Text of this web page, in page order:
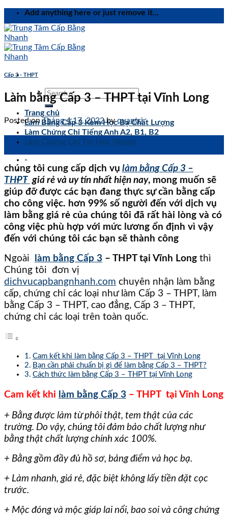
Skip
to
content
Add anything here or just remove it...
Trang chủ
Làm Bằng Cấp 3 Kèm Học Bạ Chất Lượng
Làm Chứng Chỉ Tiếng Anh A2, B1, B2
Làm Chứng Chỉ Tin Học Nhanh
-
-
Cấp 3 - THPT
Làm bằng Cấp 3 – THPT tại Vĩnh Long
Posted onTháng 4 17, 2022byquantri
chúng tôi cung cấp dịch vụ làm bằng Cấp 3 –
THPT giá rẻ và uy tín nhất hiện nay, mong muốn sẽ
giúp đỡ được các bạn đang thực sự cần bằng cấp
cho công việc. hơn 99% số người đến với dịch vụ
làm bằng giá rẻ của chúng tôi đã rất hài lòng và có
công việc phù hợp với mức lương ổn định vì vậy
đến với chúng tôi các bạn sẽ thành công
Ngoài làm bằng Cấp 3 – THPT tại Vĩnh Long thì
Chúng tôi đơn vị
dichvucapbangnhanh.com chuyên nhận làm bằng
cấp, chứng chỉ các loại như làm Cấp 3 – THPT, làm
bằng Cấp 3 – THPT, cao đẳng, Cấp 3 – THPT,
chứng chỉ các loại trên toàn quốc.
Cam kết khi làm bằng Cấp 3 – THPT tại Vĩnh Long
Bạn cần phải chuẩn bị gì để làm bằng Cấp 3 – THPT?
Cách thức làm bằng Cấp 3 – THPT tại Vĩnh Long
Cam kết khi làm bằng Cấp 3 – THPT tại Vĩnh Long
+ Bằng được làm từ phôi thật, tem thật của các
trường. Do vậy, chúng tôi đảm bảo chất lượng như
bằng thật chất lượng chính xác 100%.
+ Bằng gồm đầy đủ hồ sơ, bảng điểm và học bạ.
+ Làm nhanh, giá rẻ, đặc biệt không lấy tiền đặt cọc
trước.
+ Mộc đóng và mộc giáp lai nổi, bao soi và công chứng